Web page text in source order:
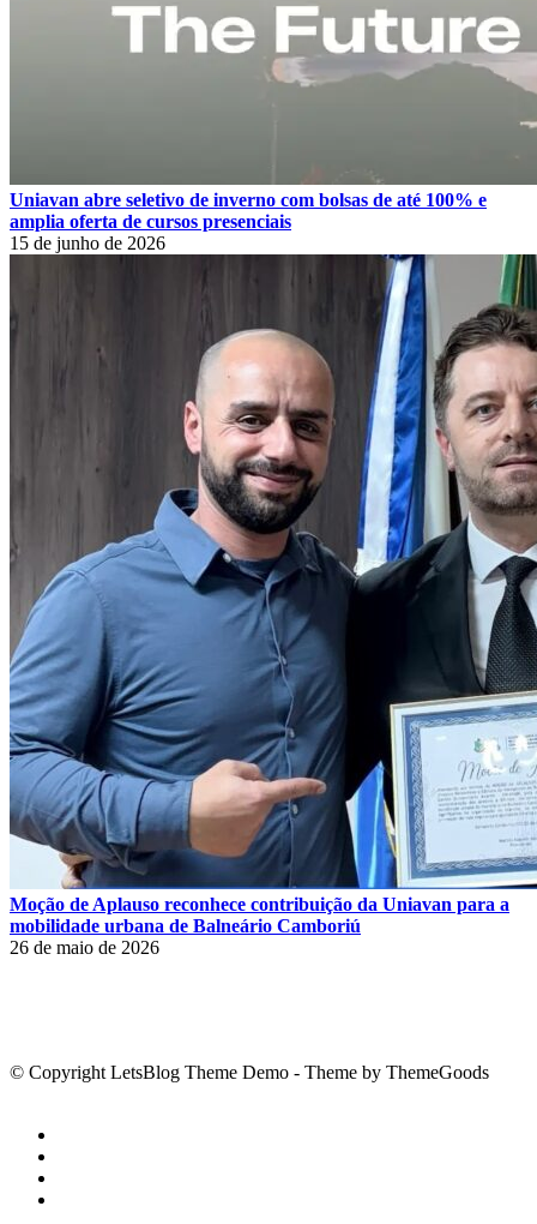
Uniavan abre seletivo de inverno com bolsas de até 100% e
amplia oferta de cursos presenciais
15 de junho de 2026
Moção de Aplauso reconhece contribuição da Uniavan para a
mobilidade urbana de Balneário Camboriú
26 de maio de 2026
© Copyright LetsBlog Theme Demo - Theme by ThemeGoods